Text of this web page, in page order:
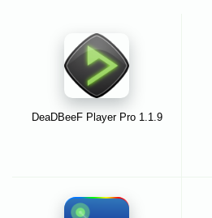
DeaDBeeF Player Pro 1.1.9